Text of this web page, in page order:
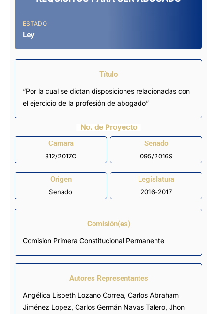
ESTADO
Ley
Título
“Por la cual se dictan disposiciones relacionadas con
el ejercicio de la profesión de abogado”
No. de Proyecto
Cámara
312/2017C
Senado
095/2016S
Origen
Senado
Legislatura
2016-2017
Comisión(es)
Comisión Primera Constitucional Permanente
Autores Representantes
Angélica Lisbeth Lozano Correa, Carlos Abraham
Jiménez Lopez, Carlos Germán Navas Talero, Jhon